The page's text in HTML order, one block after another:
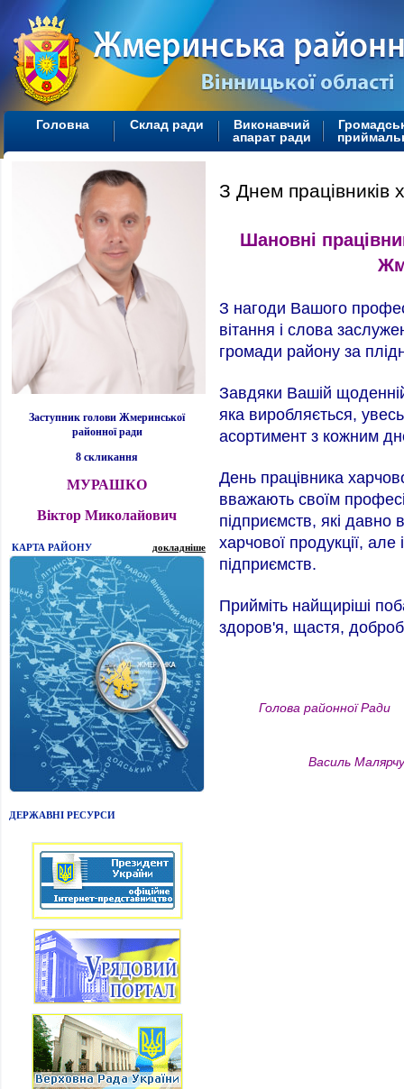
Головна Склад ради
Виконавчий
апарат ради
Заступник голови Жмеринської
районної ради
8 скликання
МУРАШКО
Віктор Миколайович
КАРТА РАЙОНУ докладніше
ДЕРЖАВНІ РЕСУРСИ
З Днем працівників
Шановні
З нагоди Вашого
вітання і слова
громади району за
Завдяки Вашій щоденній
яка виробляється,
асортимент з кожним
День працівника
вважають своїм
підприємств, які давно
харчової продукції,
підприємств.
Прийміть найщиріші
здоров'я, щастя,
Голова районної Ради
Василь